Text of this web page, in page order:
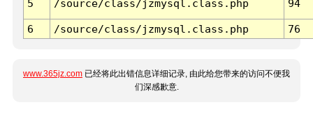
5 /source/class/jzmysql.class.php 94
6 /source/class/jzmysql.class.php 76
www.365jz.com 已经将此出错信息详细记录, 由此给您带来的访问不便我
们深感歉意.